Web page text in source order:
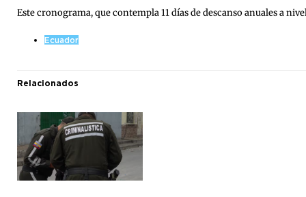
Este cronograma, que contempla 11 días de descanso anuales a
Ecuador
Relacionados